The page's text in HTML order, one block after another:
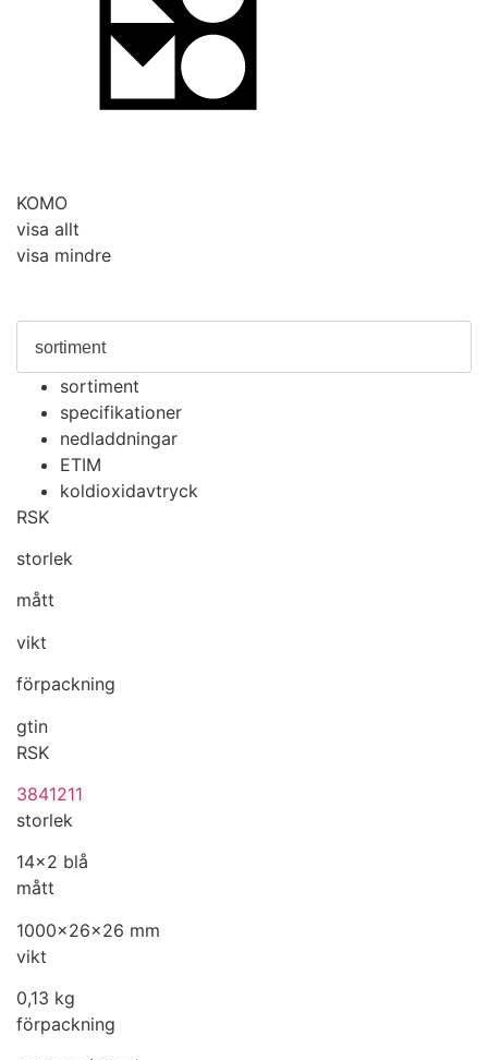
KOMO
visa allt
visa mindre
sortiment
specifikationer
nedladdningar
ETIM
koldioxidavtryck
RSK
storlek
mått
vikt
förpackning
gtin
RSK
3841211
storlek
14x2 blå
mått
1000x26x26 mm
vikt
0,13 kg
förpackning